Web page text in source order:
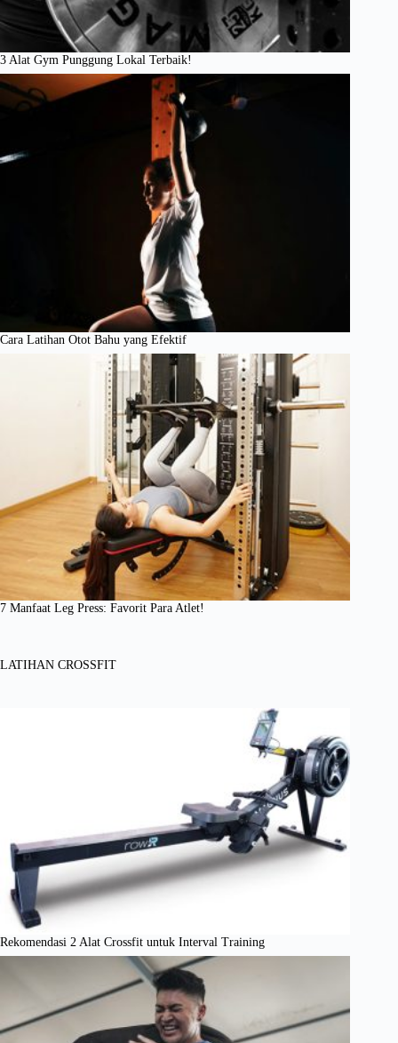
3 Alat Gym Punggung Lokal Terbaik!
Cara Latihan Otot Bahu yang Efektif
7 Manfaat Leg Press: Favorit Para Atlet!
LATIHAN CROSSFIT
Rekomendasi 2 Alat Crossfit untuk Interval Training